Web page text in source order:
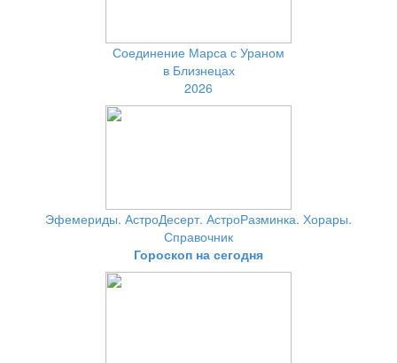
Соединение Марса с Ураном
в Близнецах
2026
Эфемериды. АстроДесерт. АстроРазминка. Хорары.
Справочник
Гороскоп на сегодня